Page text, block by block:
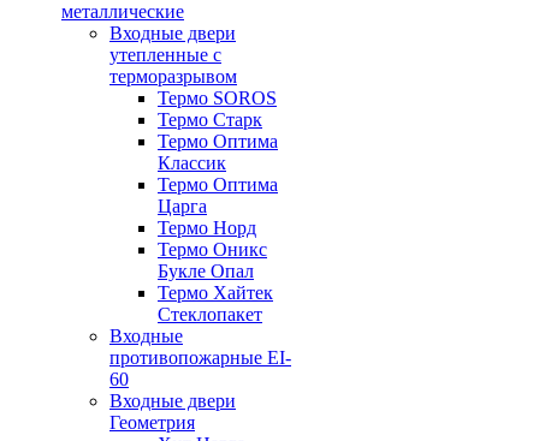
металлические
Входные двери
утепленные с
терморазрывом
Термо SOROS
Термо Старк
Термо Оптима
Классик
Термо Оптима
Царга
Термо Норд
Термо Оникс
Букле Опал
Термо Хайтек
Стеклопакет
Входные
противопожарные EI-
60
Входные двери
Геометрия